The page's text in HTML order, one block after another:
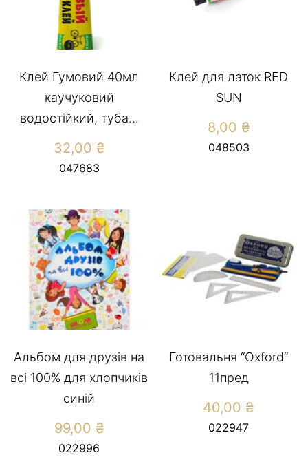
Клей Гумовий 40мл
каучуковий
водостійкий, туба...
32,00 ₴
047683
Клей для латок RED
SUN
8,00 ₴
048503
Альбом для друзів на
всі 100% для хлопчиків
синій
99,00 ₴
022996
Готовальня “Oxford”
11пред
40,00 ₴
022947